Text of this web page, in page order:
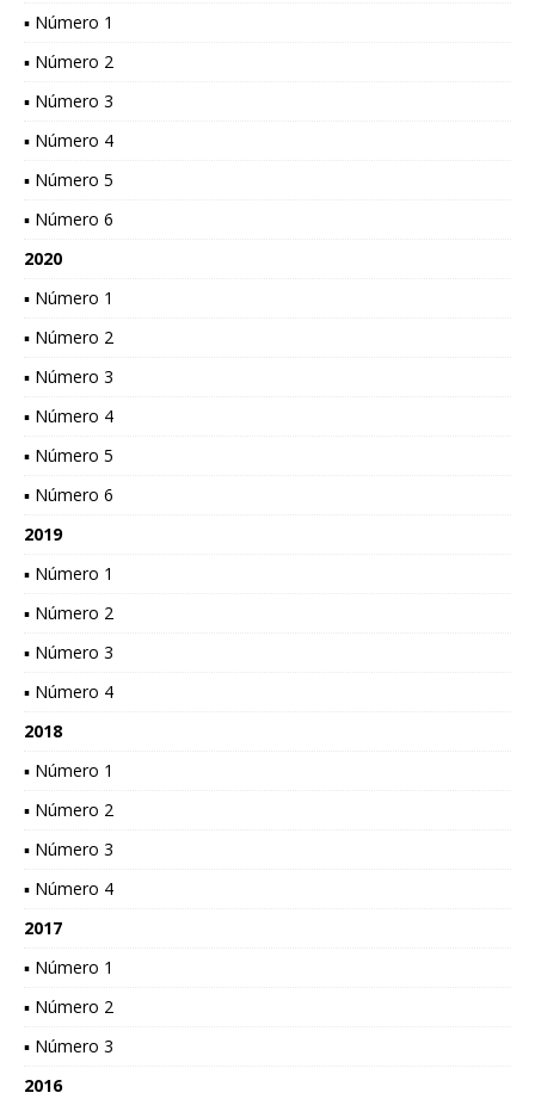
▪ Número 1
▪ Número 2
▪ Número 3
▪ Número 4
▪ Número 5
▪ Número 6
2020
▪ Número 1
▪ Número 2
▪ Número 3
▪ Número 4
▪ Número 5
▪ Número 6
2019
▪ Número 1
▪ Número 2
▪ Número 3
▪ Número 4
2018
▪ Número 1
▪ Número 2
▪ Número 3
▪ Número 4
2017
▪ Número 1
▪ Número 2
▪ Número 3
2016